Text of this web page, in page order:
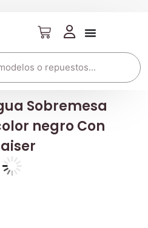
Sobremesa
negro Con